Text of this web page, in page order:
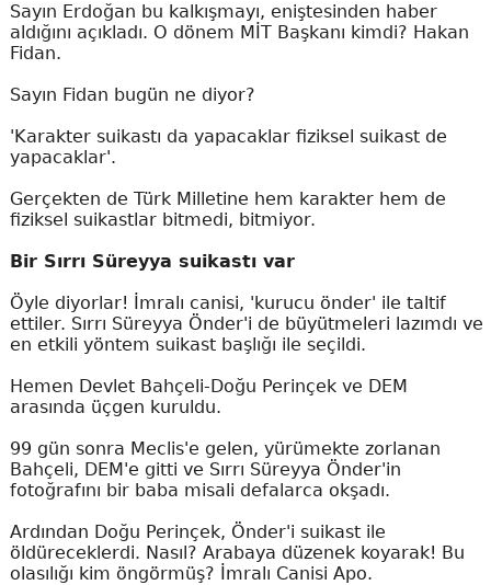
Sayın Erdoğan bu kalkışmayı, eniştesinden haber
aldığını açıkladı. O dönem MİT Başkanı kimdi? Hakan
Fidan.
Sayın Fidan bugün ne diyor?
'Karakter suikastı da yapacaklar fiziksel suikast de
yapacaklar'.
Gerçekten de Türk Milletine hem karakter hem de
fiziksel suikastlar bitmedi, bitmiyor.
Bir Sırrı Süreyya suikastı var
Öyle diyorlar! İmralı canisi, 'kurucu önder' ile taltif
ettiler. Sırrı Süreyya Önder'i de büyütmeleri lazımdı ve
en etkili yöntem suikast başlığı ile seçildi.
Hemen Devlet Bahçeli-Doğu Perinçek ve DEM
arasında üçgen kuruldu.
99 gün sonra Meclis'e gelen, yürümekte zorlanan
Bahçeli, DEM'e gitti ve Sırrı Süreyya Önder'in
fotoğrafını bir baba misali defalarca okşadı.
Ardından Doğu Perinçek, Önder'i suikast ile
öldüreceklerdi. Nasıl? Arabaya düzenek koyarak! Bu
olasılığı kim öngörmüş? İmralı Canisi Apo.